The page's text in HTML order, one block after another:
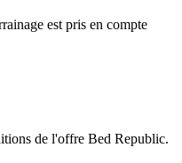
est pris en compte
de l'offre Bed Republic.